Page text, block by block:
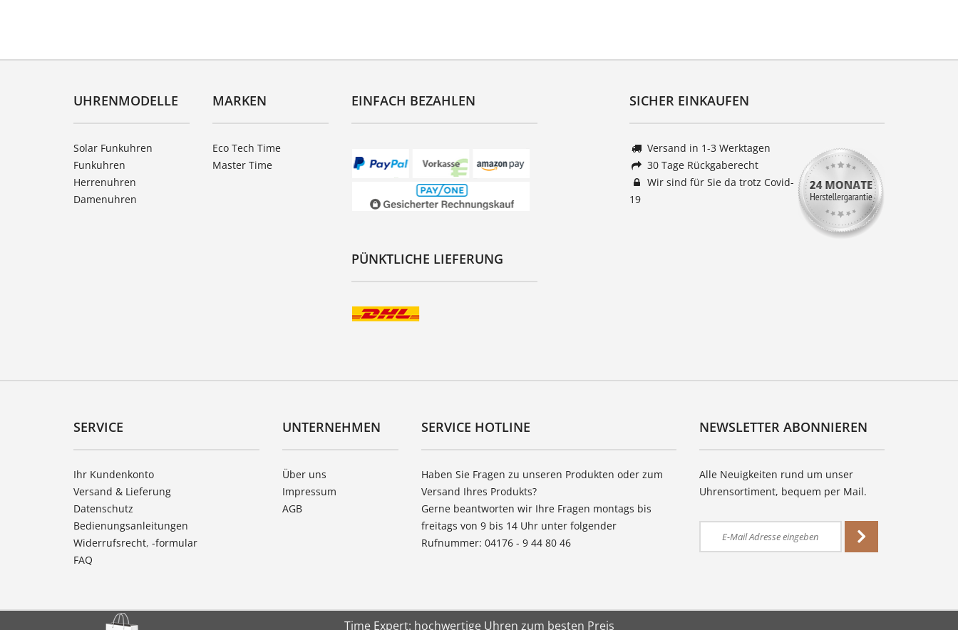
UHRENMODELLE
Solar Funkuhren
Funkuhren
Herrenuhren
Damenuhren
MARKEN
Eco Tech Time
Master Time
EINFACH BEZAHLEN
PÜNKTLICHE LIEFERUNG
SICHER EINKAUFEN
Versand in 1-3 Werktagen
30 Tage Rückgaberecht
Wir sind für Sie da trotz Covid-
19
SERVICE
Ihr Kundenkonto
Versand & Lieferung
Datenschutz
Bedienungsanleitungen
Widerrufsrecht, -formular
FAQ
UNTERNEHMEN
Über uns
Impressum
AGB
SERVICE HOTLINE
Haben Sie Fragen zu unseren Produkten oder zum
Versand Ihres Produkts?
Gerne beantworten wir Ihre Fragen montags bis
freitags von 9 bis 14 Uhr unter folgender
Rufnummer: 04176 - 9 44 80 46
NEWSLETTER ABONNIEREN
Alle Neuigkeiten rund um unser
Uhrensortiment, bequem per Mail.
Time Expert: hochwertige Uhren zum besten Preis